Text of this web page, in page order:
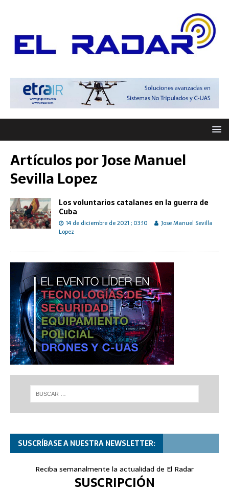
Artículos porJose Manuel
Sevilla Lopez
Los voluntarios catalanes en la guerra de
Cuba
14 de diciembre de 2021 ; 03:10
Jose Manuel Sevilla
Lopez
SUSCRÍBASE A NUESTRA NEWSLETTER:
Reciba semanalmente la actualidad de El Radar
SUSCRIPCIÓN